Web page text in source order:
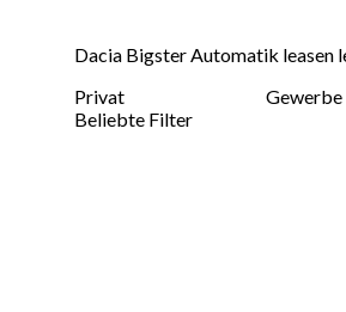
Dacia Bigster Automatik leasen
Privat
Gewerbe
Beliebte Filter